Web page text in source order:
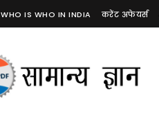
WHO IS WHO IN INDIA करेंट अफेयर्स